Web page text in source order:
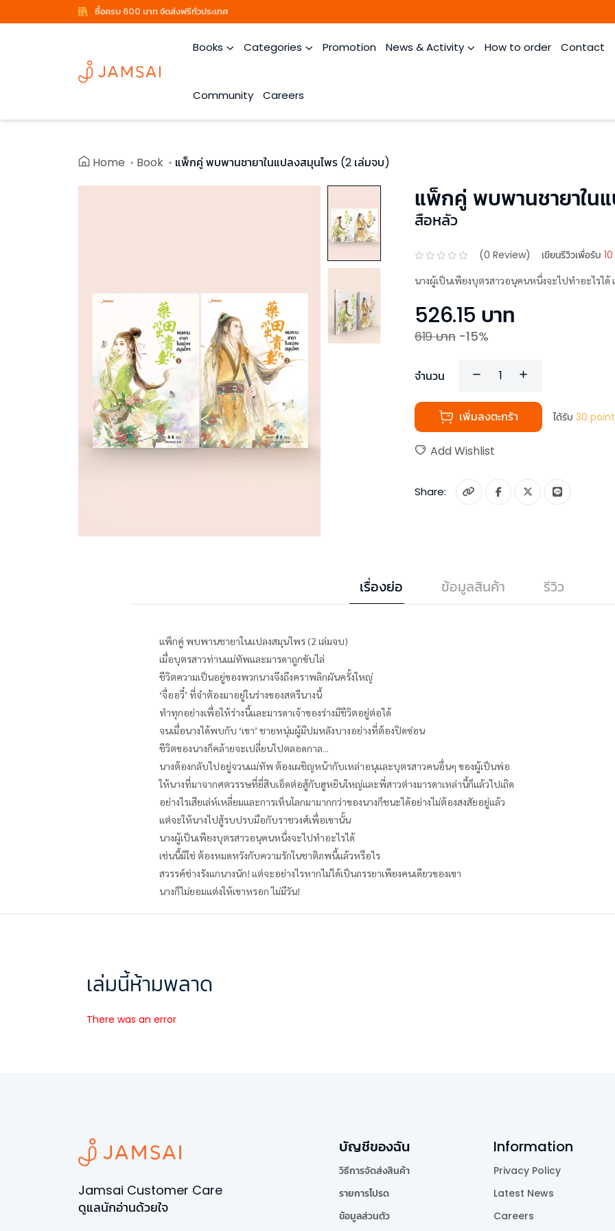
ซื้อครบ 600 บาท จัดส่งฟรีทั่วประเทศ
Books Categories Promotion News & Activity How to order Contact
Community Careers
Home Book แพ็กคู่ พบพานชายาในแปลงสมุนไพร (2 เล่มจบ)
แพ็กคู่ พบพานชายาใน
สือหลัว
(0 Review) เขียนรีวิวเพื่อรับ
นางผู้เป็นเพียงบุตรสาวอนุคนหนึ่งจะไปทำอะไรไ
526.15 บาท
619บาท -15%
จำนวน
เพิ่มลงตะกร้า ได้รับ 30
Add Wishlist
Share:
เรื่องย่อ ข้อมูลสินค้า รีวิว
แพ็กคู่ พบพานชายาในแปลงสมุนไพร (2 เล่มจบ)
เมื่อบุตรสาวท่านแม่ทัพและมารดาถูกขับไล่
ชีวิตความเป็นอยู่ของพวกนางจึงถึงคราพลิกผันครั้งใหญ่
‘จื่ออวี๋’ ที่จำต้องมาอยู่ในร่างของสตรีนางนี้
ทำทุกอย่างเพื่อให้ร่างนี้และมารดาเจ้าของร่างมีชีวิตอยู่ต่อได้
จนเมื่อนางได้พบกับ ‘เขา’ ชายหนุ่มผู้มีปมหลังบางอย่างที่ต้องปิดซ่อน
ชีวิตของนางก็คล้ายจะเปลี่ยนไปตลอดกาล...
นางต้องกลับไปอยู่จวนแม่ทัพ ต้องเผชิญหน้ากับเหล่าอนุและบุตรสาวคนอื่นๆ ของผู้เป็นพ่อ
ให้นางที่มาจากศตวรรษที่ยี่สิบเอ็ดต่อสู้กับฮูหยินใหญ่และพี่สาวต่างมารดาเหล่านี้ก็แล้วไปเถิด
อย่างไรเสียเล่ห์เหลี่ยมและการเห็นโลกมามากกว่าของนางก็ชนะได้อย่างไม่ต้องสงสัยอยู่แล้ว
แต่จะให้นางไปสู้รบปรบมือกับราชวงศ์เพื่อเขานั้น
นางผู้เป็นเพียงบุตรสาวอนุคนหนึ่งจะไปทำอะไรได้
เช่นนี้มิใช่ ต้องหมดหวังกับความรักในชาติภพนี้แล้วหรือไร
สวรรค์ช่างรังแกนางนัก! แต่จะอย่างไรหากไม่ได้เป็นภรรยาเพียงคนเดียวของเขา
นางก็ไม่ยอมแต่งให้เขาหรอก ไม่มีวัน!
เล่มนี้ห้ามพลาด
There was an error
Jamsai Customer Care
ดูแลนักอ่านด้วยใจ
บัญชีของฉัน
วิธีการจัดส่งสินค้า
รายการโปรด
ข้อมูลส่วนตัว
Information
Privacy Policy
Latest News
Careers